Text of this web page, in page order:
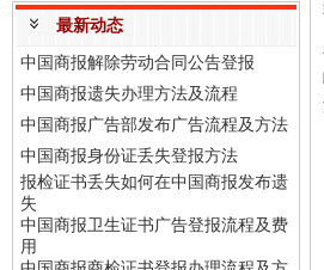
最新动态
中国商报解除劳动合同公告登报
中国商报遗失办理方法及流程
中国商报广告部发布广告流程及方法
中国商报身份证丢失登报方法
报检证书丢失如何在中国商报发布遗
失
中国商报卫生证书广告登报流程及费
用